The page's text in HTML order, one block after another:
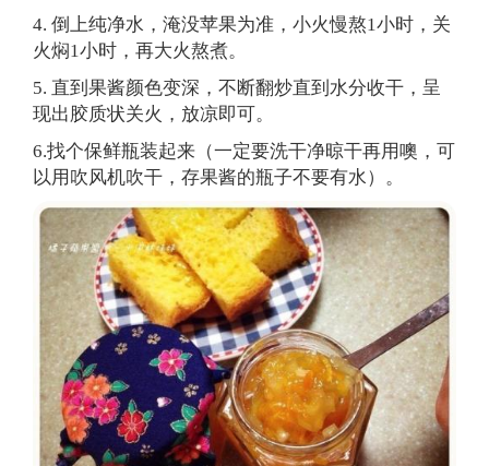
4. 倒上纯净水，淹没苹果为准，小火慢熬1小时，关
火焖1小时，再大火熬煮。
5. 直到果酱颜色变深，不断翻炒直到水分收干，呈
现出胶质状关火，放凉即可。
6.找个保鲜瓶装起来（一定要洗干净晾干再用噢，可
以用吹风机吹干，存果酱的瓶子不要有水）。